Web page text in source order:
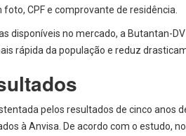
CPF e comprovante de residência.
disponíveis no mercado, a Butantan-
rápida da população e reduz
pelos resultados de cinco anos
à Anvisa. De acordo com o estudo,